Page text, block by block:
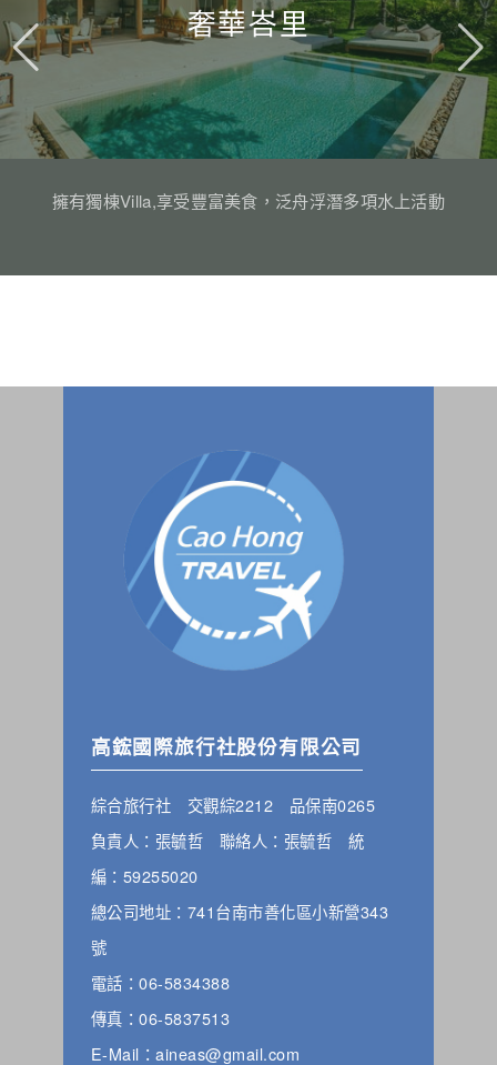
奢華峇里
擁有獨棟Villa,享受豐富美食，泛舟浮潛多項水上活動
高鋐國際旅行社股份有限公司
綜合旅行社 交觀綜2212 品保南0265
負責人：張毓哲 聯絡人：張毓哲 統
編：59255020
總公司地址：741台南市善化區小新營343
號
電話：06-5834388
傳真：06-5837513
E-Mail：aineas@gmail.com